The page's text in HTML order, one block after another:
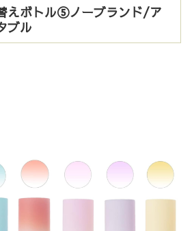
えボトル⑤ノーブランド/ア
ブル